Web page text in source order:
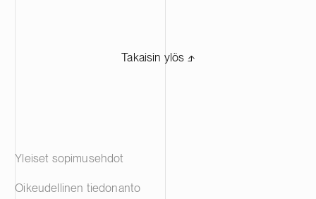
Takaisin ylös ⬏
Yleiset sopimusehdot
Oikeudellinen tiedonanto